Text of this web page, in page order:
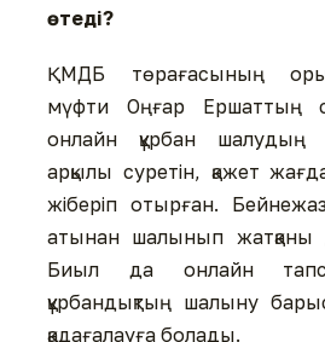
өтеді?
ҚМДБ төрағасының
мүфти Оңғар Ершаттың
онлайн құрбан шалудың
арқылы суретін, қажет
жіберіп отырған.
атынан шалынып жатқаны
Биыл да онлайн
құрбандықтың шалыну
қадағалауға болады.